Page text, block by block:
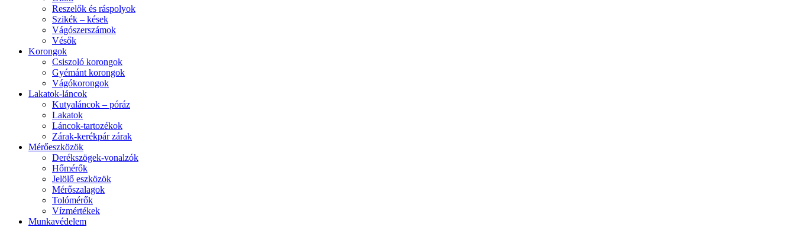
Reszelők és ráspolyok
Szikék – kések
Vágószerszámok
Vésők
Korongok
Csiszoló korongok
Gyémánt korongok
Vágókorongok
Lakatok-láncok
Kutyaláncok – póráz
Lakatok
Láncok-tartozékok
Zárak-kerékpár zárak
Mérőeszközök
Derékszögek-vonalzók
Hőmérők
Jelölő eszközök
Mérőszalagok
Tolómérők
Vízmértékek
Munkavédelem